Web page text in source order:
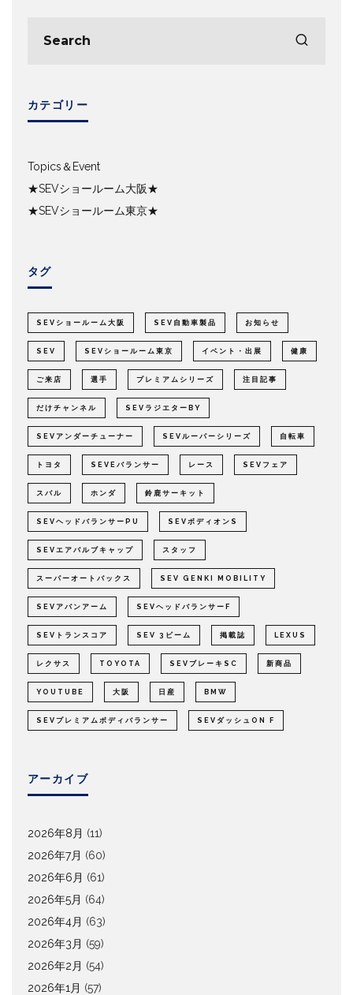
カテゴリー
Topics＆Event
★SEVショールーム大阪★
★SEVショールーム東京★
タグ
SEVショールーム大阪 SEV自動車製品 お知らせ
SEV SEVショールーム東京 イベント・出展 健康
ご来店 選手 プレミアムシリーズ 注目記事
だけチャンネル SEVラジエターBY
SEVアンダーチューナー SEVルーパーシリーズ 自転車
トヨタ SEVEバランサー レース SEVフェア
スバル ホンダ 鈴鹿サーキット
SEVヘッドバランサーPU SEVボディオンS
SEVエアバルブキャップ スタッフ
スーパーオートバックス SEV GENKI MOBILITY
SEVアバンアーム SEVヘッドバランサーF
SEVトランスコア SEV 3ビーム 掲載誌 LEXUS
レクサス TOYOTA SEVブレーキSC 新商品
YOUTUBE 大阪 日産 BMW
SEVプレミアムボディバランサー SEVダッシュON F
アーカイブ
2026年8月 (11)
2026年7月 (60)
2026年6月 (61)
2026年5月 (64)
2026年4月 (63)
2026年3月 (59)
2026年2月 (54)
2026年1月 (57)